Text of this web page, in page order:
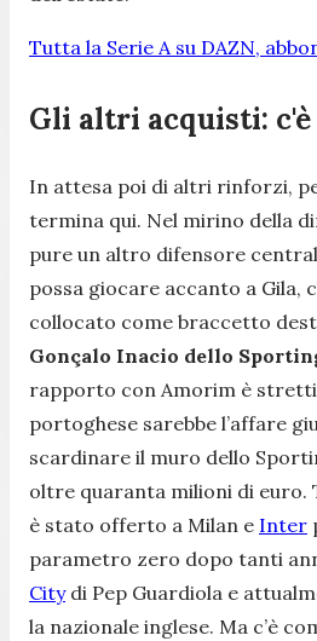
Tutta la Serie A su DAZN,
Gli altri acquisti:
In attesa poi di altri rinforzi,
termina qui. Nel mirino della
pure un altro difensore
possa giocare accanto a Gila,
collocato come braccetto
Gonçalo Inacio dello
rapporto con Amorim è
portoghese sarebbe l’affare
scardinare il muro dello
oltre quaranta milioni di
è stato offerto a Milan e Inter
parametro zero dopo tanti
Citydi Pep Guardiola e
la nazionale inglese. Ma c’è